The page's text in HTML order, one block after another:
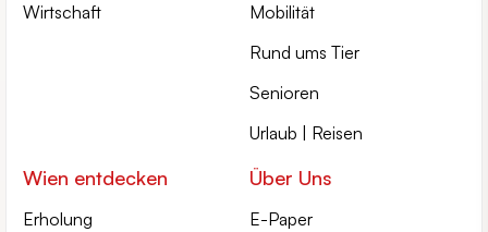
Wirtschaft
Mobilität
Rund ums Tier
Senioren
Urlaub | Reisen
Wien entdecken
Erholung
Über Uns
E-Paper